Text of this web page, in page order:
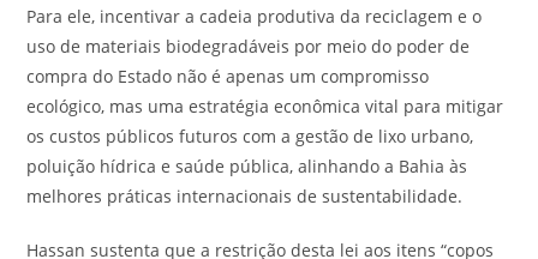
Para ele, incentivar a cadeia produtiva da reciclagem e o
uso de materiais biodegradáveis por meio do poder de
compra do Estado não é apenas um compromisso
ecológico, mas uma estratégia econômica vital para mitigar
os custos públicos futuros com a gestão de lixo urbano,
poluição hídrica e saúde pública, alinhando a Bahia às
melhores práticas internacionais de sustentabilidade.
Hassan sustenta que a restrição desta lei aos itens “copos